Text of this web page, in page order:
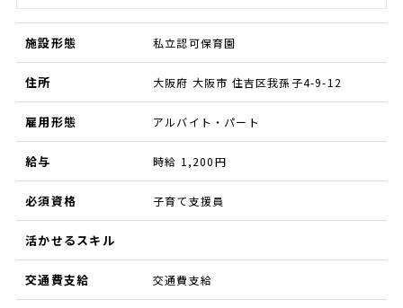
施設形態 私立認可保育園
住所 大阪府 大阪市 住吉区我孫子4-9-12
雇用形態 アルバイト・パート
給与 時給 1,200円
必須資格 子育て支援員
活かせるスキル
交通費支給 交通費支給